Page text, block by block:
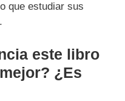
que estudiar sus
este libro
¿Es